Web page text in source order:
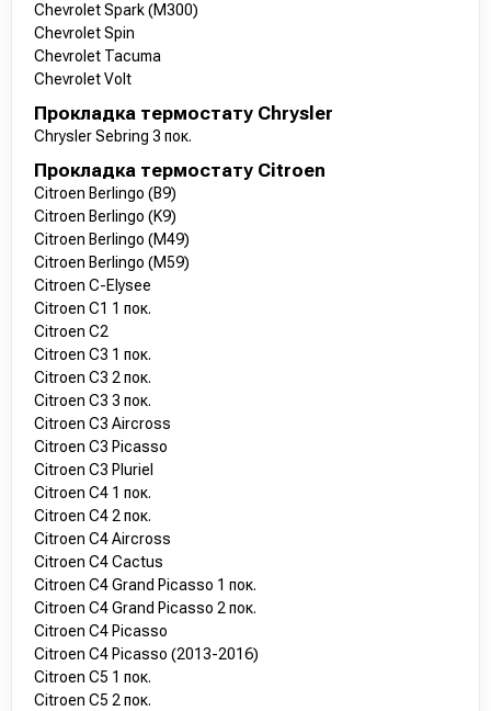
Chevrolet Spark (M300)
Chevrolet Spin
Chevrolet Tacuma
Chevrolet Volt
Прокладка термостату Chrysler
Chrysler Sebring 3 пок.
Прокладка термостату Citroen
Citroen Berlingo (B9)
Citroen Berlingo (K9)
Citroen Berlingo (M49)
Citroen Berlingo (M59)
Citroen C-Elysee
Citroen C1 1 пок.
Citroen C2
Citroen C3 1 пок.
Citroen C3 2 пок.
Citroen C3 3 пок.
Citroen C3 Aircross
Citroen C3 Picasso
Citroen C3 Pluriel
Citroen C4 1 пок.
Citroen C4 2 пок.
Citroen C4 Aircross
Citroen C4 Cactus
Citroen C4 Grand Picasso 1 пок.
Citroen C4 Grand Picasso 2 пок.
Citroen C4 Picasso
Citroen C4 Picasso (2013-2016)
Citroen C5 1 пок.
Citroen C5 2 пок.